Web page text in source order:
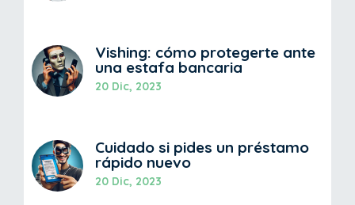
Vishing: cómo protegerte ante
una estafa bancaria
20 Dic, 2023
Cuidado si pides un préstamo
rápido nuevo
20 Dic, 2023